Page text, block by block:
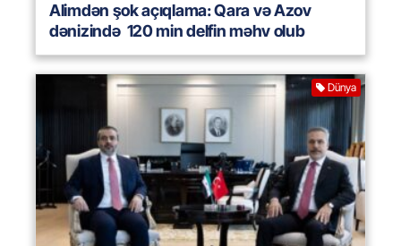
Alimdən şok açıqlama: Qara və Azov
dənizində 120 min delfin məhv olub
Dünya